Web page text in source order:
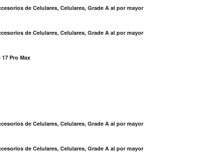
de Celulares, Celulares, Grade A al por mayor
de Celulares, Celulares, Grade A al por mayor
Pro Max
de Celulares, Celulares, Grade A al por mayor
de Celulares, Celulares, Grade A al por mayor